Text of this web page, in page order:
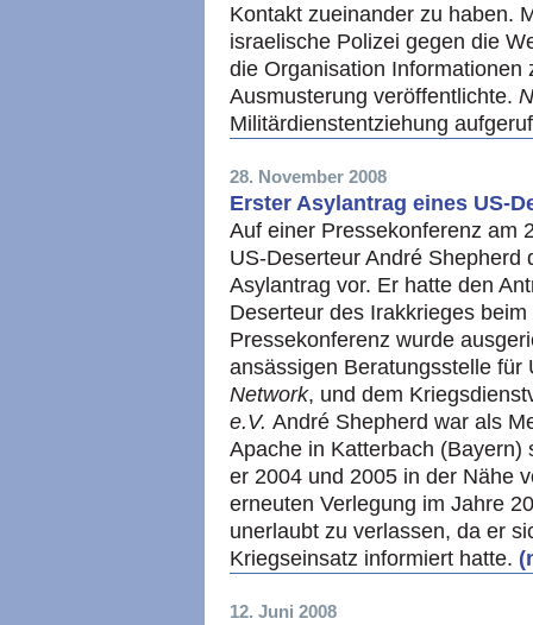
Kontakt zueinander zu haben.
israelische Polizei gegen die
die Organisation
Ausmusterung veröffentlichte.
Militärdienstentziehung
28. November 2008
Erster Asylantrag eines US-
Auf einer Pressekonferenz am
US-Deserteur André
Asylantrag vor. Er hatte den
Deserteur des Irakkrieges
Pressekonferenz wurde
ansässigen Beratungsstelle
Network, und dem
e.V. André Shepherd war als
Apache in Katterbach
er 2004 und 2005 in der Nähe
erneuten Verlegung im Jahre
unerlaubt zu verlassen, da er
Kriegseinsatz informiert hatte.
12. Juni 2008